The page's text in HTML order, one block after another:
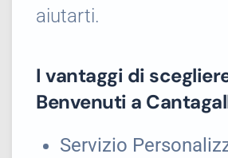
aiutarti.
I vantaggi di
Benvenuti a
Servizio